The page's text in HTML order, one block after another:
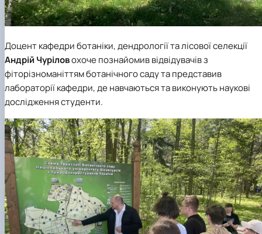
Доцент кафедри ботаніки, дендрології та лісової селекції
Андрій Чуріловохоче познайомив відвідувачів з
фіторізноманіттям ботанічного саду та представив
лабораторії кафедри, де навчаються та виконують наукові
дослідження студенти.